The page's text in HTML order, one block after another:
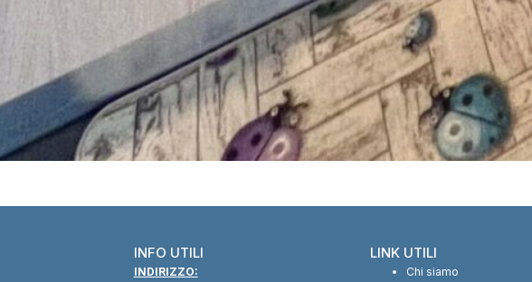
INFO UTILI
INDIRIZZO:
LINK UTILI
Chi siamo